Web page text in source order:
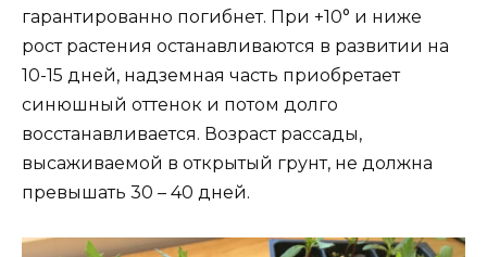
гарантированно погибнет. При +10° и ниже
рост растения останавливаются в развитии на
10-15 дней, надземная часть приобретает
синюшный оттенок и потом долго
восстанавливается. Возраст рассады,
высаживаемой в открытый грунт, не должна
превышать 30 – 40 дней.